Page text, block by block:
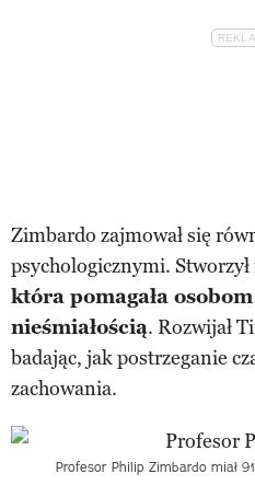
Zimbardo zajmował się
psychologicznymi.
która pomagała
nieśmiałością. Rozwijał
badając, jak postrzeganie
zachowania.
Profesor Philip Zimbardo miał